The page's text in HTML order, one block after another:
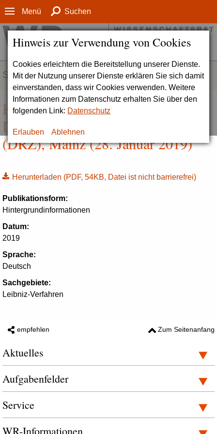
Hinweis zur Verwendung von Cookies
Cookies erleichtern die Bereitstellung unserer Dienste.
Mit der Nutzung unserer Dienste erklären Sie sich damit
einverstanden, dass wir Cookies verwenden. Weitere
Informationen zum Datenschutz erhalten Sie über den
folgenden Link: Datenschutz
Erlauben Ablehnen
Menü Suchen
SERVICE
Hintergrundinformation zum
Deutschen Resilienz Zentraum
(DRZ), Mainz (28. Januar 2019)
Herunterladen (PDF, 54KB, Datei ist nicht barrierefrei)
Publikationsform:
Hintergrundinformationen
Datum:
2019
Sprache:
Deutsch
Sachgebiete:
Leibniz-Verfahren
empfehlen Zum Seitenanfang
Aktuelles
Aufgabenfelder
Service
WR-Informationen